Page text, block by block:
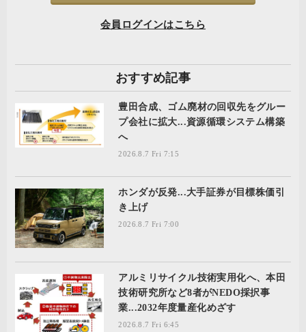
会員ログインはこちら
おすすめ記事
豊田合成、ゴム廃材の回収先をグルー
プ会社に拡大...資源循環システム構築
へ
2026.8.7 Fri 7:15
ホンダが反発...大手証券が目標株価引
き上げ
2026.8.7 Fri 7:00
アルミリサイクル技術実用化へ、本田
技術研究所など8者がNEDO採択事
業...2032年度量産化めざす
2026.8.7 Fri 6:45